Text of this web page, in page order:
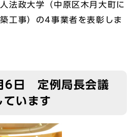
法政大学（中原区木月大町に
工事）の4事業者を表彰しま
6日 定例局長会議
ています